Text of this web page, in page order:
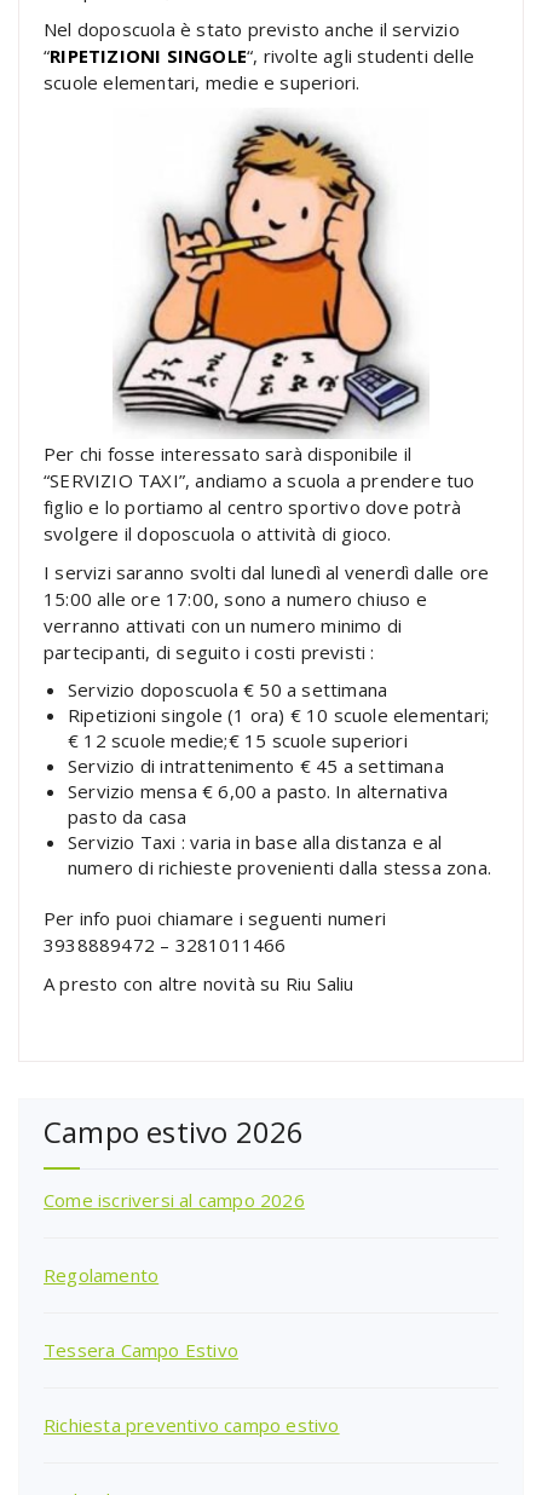
Nel doposcuola è stato previsto anche il servizio
“RIPETIZIONI SINGOLE“, rivolte agli studenti delle
scuole elementari, medie e superiori.
Per chi fosse interessato sarà disponibile il
“SERVIZIO TAXI”, andiamo a scuola a prendere tuo
figlio e lo portiamo al centro sportivo dove potrà
svolgere il doposcuola o attività di gioco.
I servizi saranno svolti dal lunedì al venerdì dalle ore
15:00 alle ore 17:00, sono a numero chiuso e
verranno attivati con un numero minimo di
partecipanti, di seguito i costi previsti :
Servizio doposcuola € 50 a settimana
Ripetizioni singole (1 ora) € 10 scuole elementari;
€ 12 scuole medie;€ 15 scuole superiori
Servizio di intrattenimento € 45 a settimana
Servizio mensa € 6,00 a pasto. In alternativa
pasto da casa
Servizio Taxi : varia in base alla distanza e al
numero di richieste provenienti dalla stessa zona.
Per info puoi chiamare i seguenti numeri
3938889472 – 3281011466
A presto con altre novità su Riu Saliu
Campo estivo 2026
Come iscriversi al campo 2026
Regolamento
Tessera Campo Estivo
Richiesta preventivo campo estivo